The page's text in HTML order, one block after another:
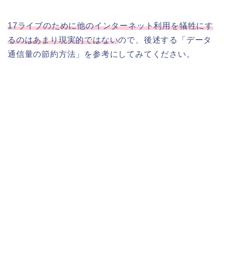
17ライブのために他のインターネット利用を犠牲にす
るのはあまり現実的ではないので、後述する「データ
通信量の節約方法」を参考にしてみてください。